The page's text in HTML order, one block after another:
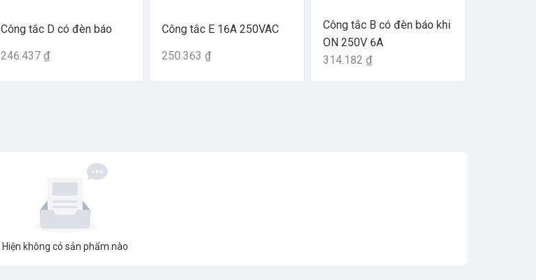
Công tắc D có đèn báo
246.437 ₫
Công tắc E 16A 250VAC
250.363 ₫
Công tắc B có đèn báo khi
ON 250V 6A
314.182 ₫
Hiện không có sản phẩm nào